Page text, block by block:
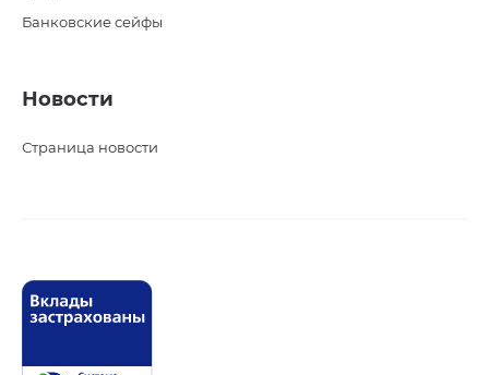
Банковские сейфы
Новости
Страница новости